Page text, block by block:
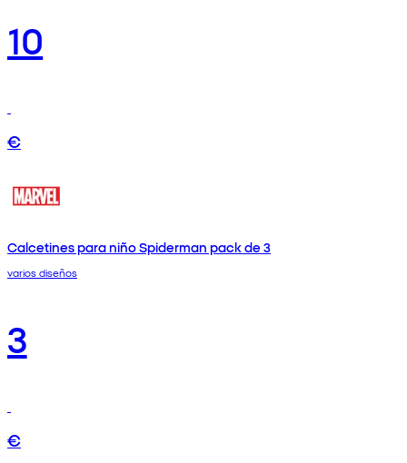
10
€
Calcetines para niño Spiderman pack de 3
varios diseños
3
€